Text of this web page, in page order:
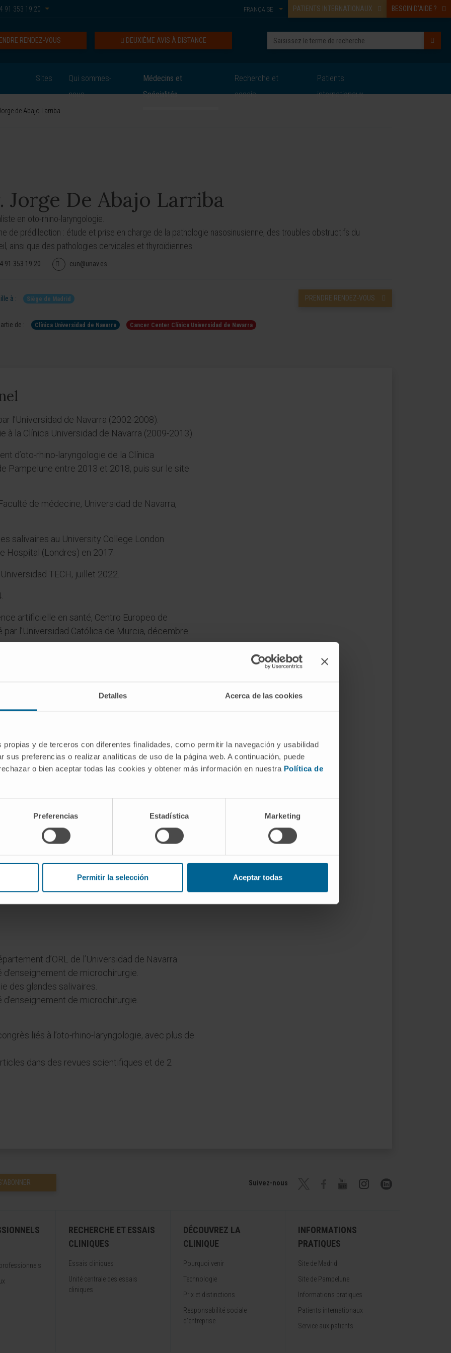
Detalles Acerca de las cookies
propias y de terceros con diferentes finalidades, como permitir la navegación y usabilidad
sus preferencias o realizar analíticas de uso de la página web. A continuación, puede
o bien aceptar todas las cookies y obtener más información en nuestra Política de
Preferencias Estadística Marketing
Permitir la selección Aceptar todas
91 353 19 20 PATIENTS INTERNATIONAUX BESOIN D’AIDE ?
FRANÇAISE
DEUXIÈME AVIS À DISTANCE
RENDEZ-VOUS
Sites
Qui sommes-
nous
Médecins et
Spécialités
Recherche et
essais
Patients
internationaux
de Abajo Larriba
Jorge De Abajo Larriba
en oto-rhino-laryngologie.
de prédilection : étude et prise en charge de la pathologie nasosinusienne, des troubles obstructifs du
ainsi que des pathologies cervicales et thyroïdiennes.
91 353 19 20 cun@unav.es
à : Siège de Madrid PRENDRE RENDEZ-VOUS
de : Clínica Universidad de Navarra Cancer Center Clínica Universidad de Navarra
l’Universidad de Navarra (2002-2008).
à la Clínica Universidad de Navarra (2009-2013).
d’oto-rhino-laryngologie de la Clínica
Pampelune entre 2013 et 2018, puis sur le site
de médecine, Universidad de Navarra,
salivaires au University College London
Hospital (Londres) en 2017.
TECH, juillet 2022.
artificielle en santé, Centro Europeo de
l’Universidad Católica de Murcia, décembre
DOMAINES D'INTÉRÊT
sommeil, y compris la thérapie par
stimulation du nerf hypoglosse.
Étude et prise en charge des pathologies
bénignes et malignes cervicofaciales,
parathyroïdes.
Étude et prise en charge de la pathologie
d’ORL de l’Universidad de Navarra.
de microchirurgie.
des glandes salivaires.
de microchirurgie.
liés à l’oto-rhino-laryngologie, avec plus de
dans des revues scientifiques et de 2
Suivez-nous
RECHERCHE ET ESSAIS
CLINIQUES
Essais cliniques
Unité centrale des essais
cliniques
DÉCOUVREZ LA
CLINIQUE
Pourquoi venir
Technologie
Prix et distinctions
Responsabilité sociale
d'entreprise
INFORMATIONS
PRATIQUES
Site de Madrid
Site de Pampelune
Informations pratiques
Patients internationaux
Service aux patients